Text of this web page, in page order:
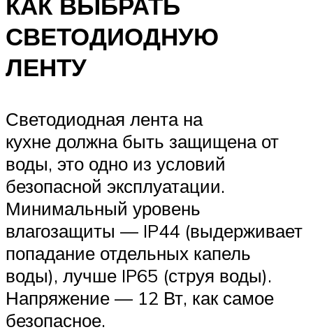
СВЕТОДИОДНУЮ
ЛЕНТУ
Светодиодная лента на
кухне должна быть защищена от
воды, это одно из условий
безопасной эксплуатации.
Минимальный уровень
влагозащиты — IP44 (выдерживает
попадание отдельных капель
воды), лучше IP65 (струя воды).
Напряжение — 12 Вт, как самое
безопасное.